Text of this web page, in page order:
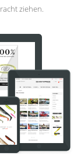
ziehen.